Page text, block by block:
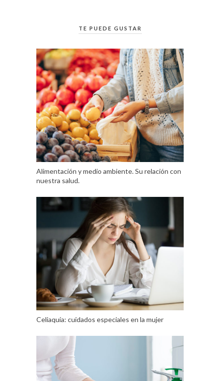
TE PUEDE GUSTAR
Alimentación y medio ambiente. Su relación con
nuestra salud.
Celiaquía: cuidados especiales en la mujer